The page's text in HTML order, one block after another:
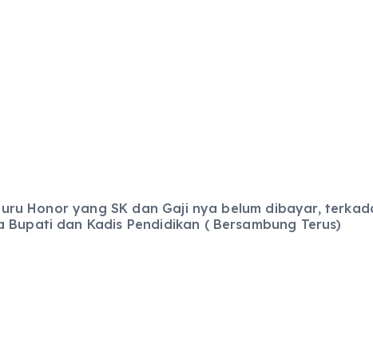
Honor yang SK dan Gaji nya belum dibayar,
dan Kadis Pendidikan ( Bersambung Terus)